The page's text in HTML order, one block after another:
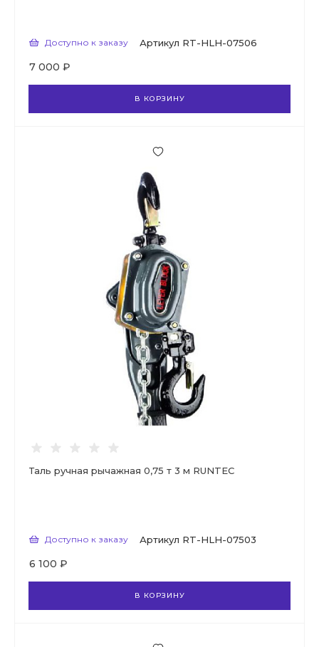
Доступно к заказу Артикул RT-HLH-07506
7 000 ₽
В КОРЗИНУ
Таль ручная рычажная 0,75 т 3 м RUNTEC
Доступно к заказу Артикул RT-HLH-07503
6 100 ₽
В КОРЗИНУ